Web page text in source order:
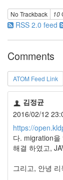
No Trackback 10
RSS 2.0 feed
Comments
ATOM Feed Link
김정균
2016/02/12
https://
다. migration
해결 하였고,
그리고, 안녕
Categories
전
체
192
주
절
주
절
30
군
11
둘
째
고